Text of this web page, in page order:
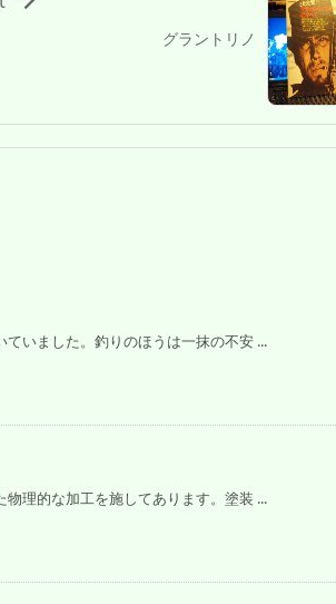
グラントリノ
いました。釣りのほうは一抹の不安 ...
理的な加工を施してあります。塗装 ...